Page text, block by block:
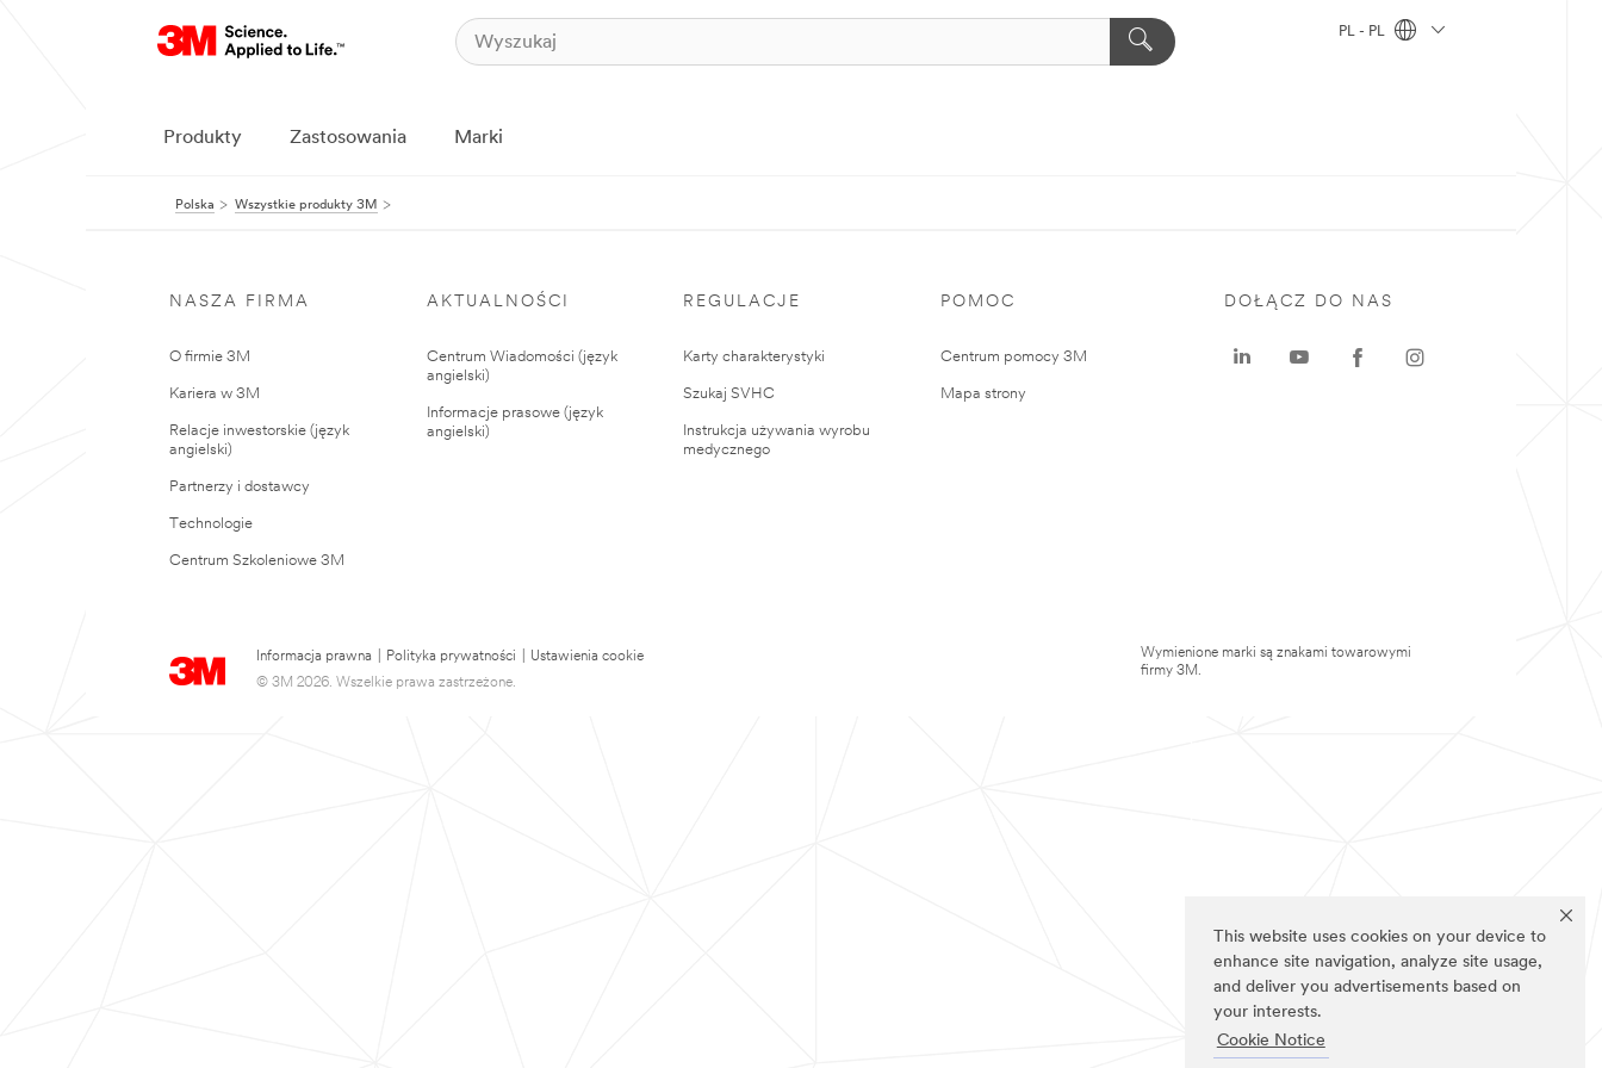
This website uses cookies on your device to
enhance site navigation, analyze site usage,
and deliver you advertisements based on
your interests.
Cookie Notice
PL - PL
Produkty Zastosowania Marki
Polska Wszystkie produkty 3M
NASZA FIRMA
O firmie 3M
Kariera w 3M
Relacje inwestorskie (język
angielski)
Partnerzy i dostawcy
Technologie
Centrum Szkoleniowe 3M
AKTUALNOŚCI
Centrum Wiadomości (język
angielski)
Informacje prasowe (język
angielski)
REGULACJE
Karty charakterystyki
Szukaj SVHC
Instrukcja używania wyrobu
medycznego
POMOC
Centrum pomocy 3M
Mapa strony
Informacja prawna Polityka prywatności
Ustawienia cookie
© 3M 2026. Wszelkie prawa zastrzeżone.
DOŁĄCZ DO NAS
Wymienione marki są znakami towarowymi
firmy 3M.